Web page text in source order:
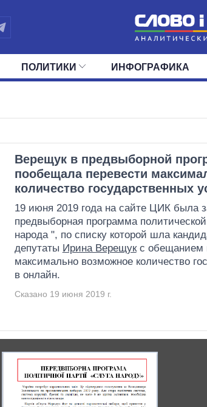
ПОЛИТИКИ ИНФОГРАФИКА
Верещук в предвыборной
пообещала перевести
количество государственных
19 июня 2019 года на сайте ЦИК была
предвыборная программа
народа ", по списку которой шла
депутаты Ирина Верещукс обещанием
максимально возможное количество
в онлайн.
Сказано 19 июня 2019 г.